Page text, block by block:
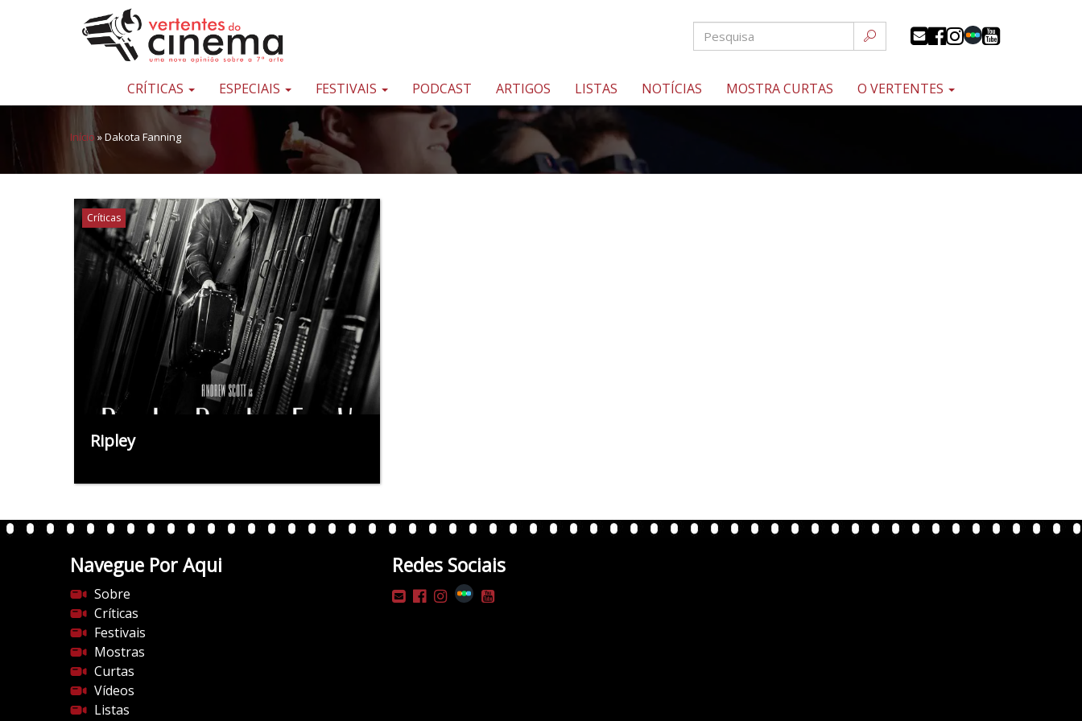
Pular para o conteúdo
Uma
sobre
sétima
arte
CRÍTICAS ESPECIAIS FESTIVAIS PODCAST ARTIGOS LISTAS NOTÍCIAS MOSTRA CURTAS O VERTENTES
Início »Dakota Fanning
Críticas
Ripley
Navegue Por Aqui
Sobre
Críticas
Festivais
Mostras
Curtas
Vídeos
Listas
Redes Sociais